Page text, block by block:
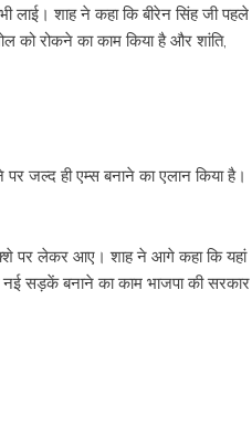
लाई। शाह ने कहा कि बीरेन सिंह जी पहले
को रोकने का काम किया है और शांति,
जल्द ही एम्स बनाने का एलान किया है।
पर लेकर आए। शाह ने आगे कहा कि यहां
सड़कें बनाने का काम भाजपा की सरकार